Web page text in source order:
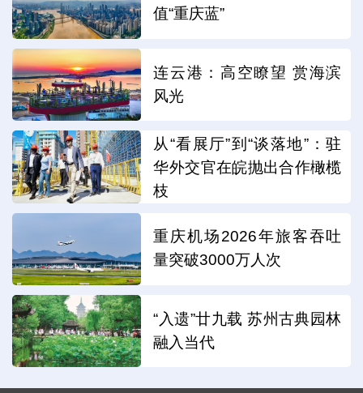
值“重庆蓝”
连云港：高空瞭望 赏海滨
风光
从“看展厅”到“谈落地”：驻
华外交官在皖抛出合作橄榄
枝
重庆机场2026年旅客吞吐
量突破3000万人次
“入遗”廿九载 苏州古典园林
融入当代